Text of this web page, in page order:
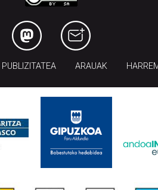
PUBLIZITATEA ARAUAK